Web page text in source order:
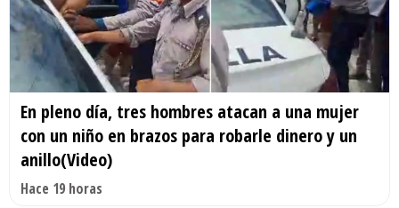
En pleno día, tres hombres atacan a una mujer
con un niño en brazos para robarle dinero y un
anillo(Video)
Hace 19 horas